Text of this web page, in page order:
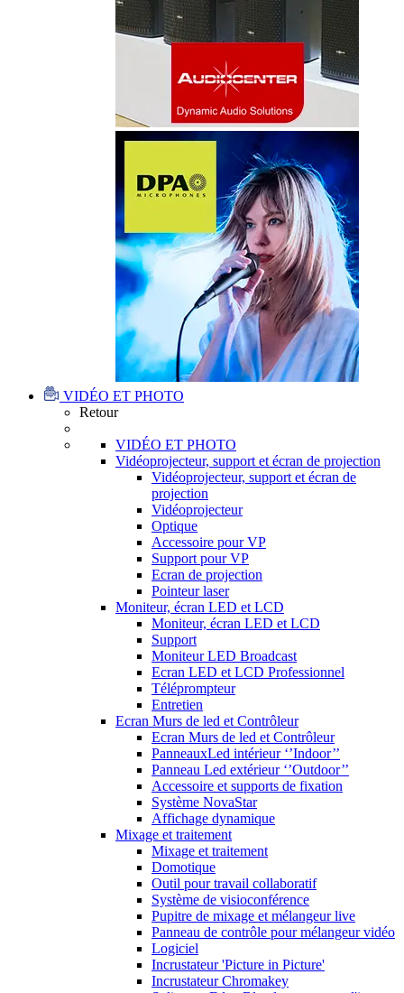
VIDÉO ET PHOTO
Retour
VIDÉO ET PHOTO
Vidéoprojecteur, support et écran de projection
Vidéoprojecteur, support et écran de
projection
Vidéoprojecteur
Optique
Accessoire pour VP
Support pour VP
Ecran de projection
Pointeur laser
Moniteur, écran LED et LCD
Moniteur, écran LED et LCD
Support
Moniteur LED Broadcast
Ecran LED et LCD Professionnel
Téléprompteur
Entretien
Ecran Murs de led et Contrôleur
Ecran Murs de led et Contrôleur
PanneauxLed intérieur ‘’Indoor’’
Panneau Led extérieur ‘’Outdoor’’
Accessoire et supports de fixation
Système NovaStar
Affichage dynamique
Mixage et traitement
Mixage et traitement
Domotique
Outil pour travail collaboratif
Système de visioconférence
Pupitre de mixage et mélangeur live
Panneau de contrôle pour mélangeur vidéo
Logiciel
Incrustateur 'Picture in Picture'
Incrustateur Chromakey